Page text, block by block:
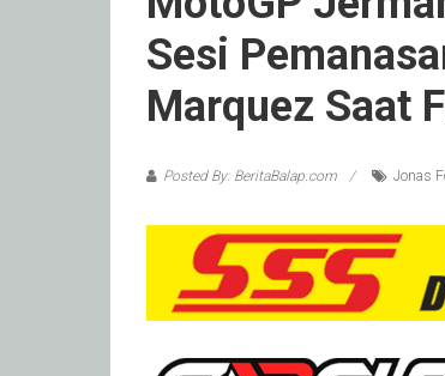
Sesi
Marquez Saat
Posted By: BeritaBalap.com Jonas